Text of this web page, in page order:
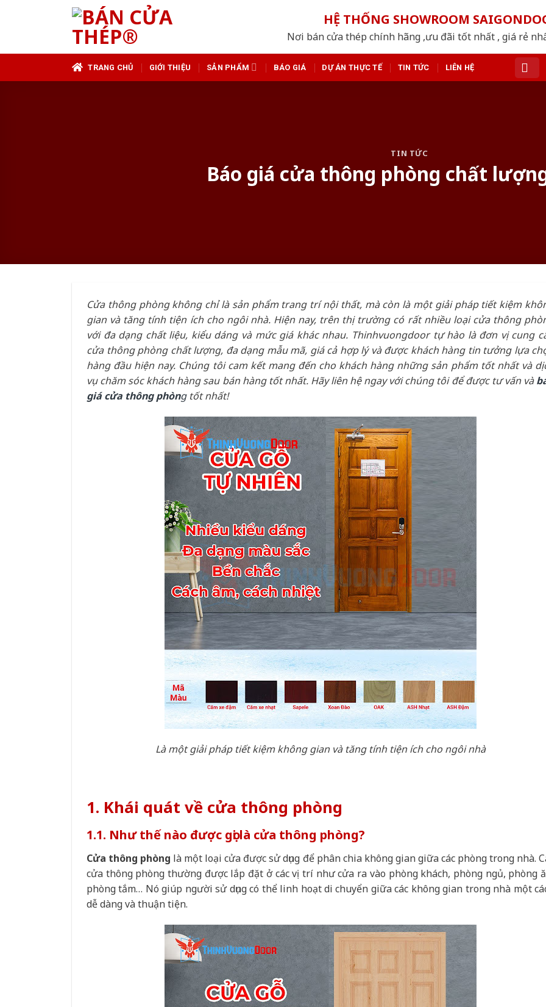
HỆ THỐNG SHOWROOM
Nơi bán cửa thép chính hãng ,ưu đãi tốt nhất , giá rẻ
TRANG CHỦ GIỚI THIỆU SẢN PHẨM BÁO GIÁ DỰ ÁN THỰC TẾ TIN TỨC LIÊN HỆ
TIN TỨC
Báo giá cửa thông phòng chất
Cửa thông phòng không chỉ là sản phẩm trang trí nội thất, mà còn là một giải pháp tiết kiệm
gian và tăng tính tiện ích cho ngôi nhà. Hiện nay, trên thị trường có rất nhiều loại cửa thông
với đa dạng chất liệu, kiểu dáng và mức giá khác nhau. Thinhvuongdoor tự hào là đơn vị cung
cửa thông phòng chất lượng, đa dạng mẫu mã, giá cả hợp lý và được khách hàng tin tưởng lựa
hàng đầu hiện nay. Chúng tôi cam kết mang đến cho khách hàng những sản phẩm tốt nhất và
vụ chăm sóc khách hàng sau bán hàng tốt nhất. Hãy liên hệ ngay với chúng tôi để được tư vấn và
giá cửa thông phòngtốt nhất!
Là một giải pháp tiết kiệm không gian và tăng tính tiện ích cho ngôi nhà
1. Khái quát về cửa thông phòng
1.1. Như thế nào được gọi là cửa thông phòng?
Cửa thông phòng là một loại cửa được sử dụng để phân chia không gian giữa các phòng trong nhà.
cửa thông phòng thường được lắp đặt ở các vị trí như cửa ra vào phòng khách, phòng ngủ, phòng
phòng tắm… Nó giúp người sử dụng có thể linh hoạt di chuyển giữa các không gian trong nhà một
dễ dàng và thuận tiện.